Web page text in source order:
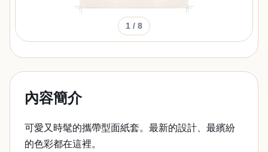
1 / 8
內容簡介
可愛又時髦的攜帶型面紙套。最新的設計、最繽紛
的色彩都在這裡。